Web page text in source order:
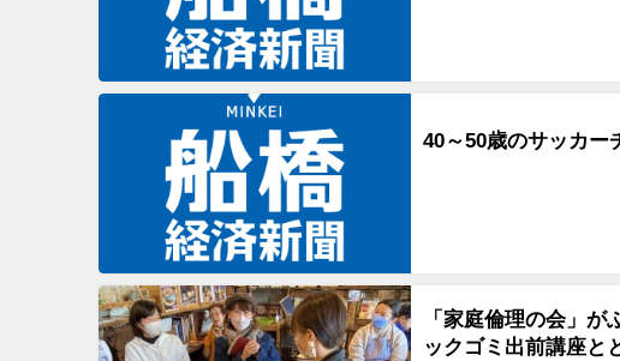
40～50歳のサッカ
「家庭倫理の会」
ックゴミ出前講座と